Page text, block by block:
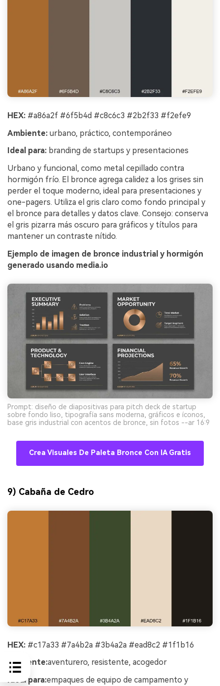
HEX: #a86a2f #6f5b4d #c8c6c3 #2b2f33 #f2efe9
Ambiente: urbano, práctico, contemporáneo
Ideal para: branding de startups y presentaciones
Urbano y funcional, como metal cepillado contra
hormigón frío. El bronce agrega calidez a los grises sin
perder el toque moderno, ideal para presentaciones y
one-pagers. Utiliza el gris claro como fondo principal y
el bronce para detalles y datos clave. Consejo: conserva
el gris pizarra más oscuro para gráficos y títulos para
mantener un contraste nítido.
Ejemplo de imagen de bronce industrial y hormigón
generado usando media.io
Prompt: diseño de diapositivas para pitch deck de startup
sobre fondo liso, tipografía sans moderna, gráficos e íconos,
base gris industrial con acentos de bronce, sin fotos --ar 16:9
Crea Visuales De Paleta Bronce Con IA Gratis
9) Cabaña de Cedro
HEX: #c17a33 #7a4b2a #3b4a2a #ead8c2 #1f1b16
Ambiente:aventurero, resistente, acogedor
Ideal para:empaques de equipo de campamento y